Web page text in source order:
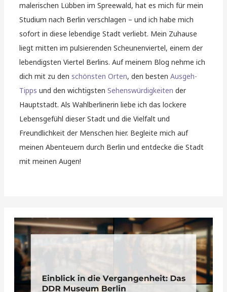
malerischen Lübben im Spreewald, hat es mich für mein
Studium nach Berlin verschlagen – und ich habe mich
sofort in diese lebendige Stadt verliebt. Mein Zuhause
liegt mitten im pulsierenden Scheunenviertel, einem der
lebendigsten Viertel Berlins. Auf meinem Blog nehme ich
dich mit zu denschönsten Orten, den bestenAusgeh-
Tipps und den wichtigstenSehenswürdigkeiten der
Hauptstadt. Als Wahlberlinerin liebe ich das lockere
Lebensgefühl dieser Stadt und die Vielfalt und
Freundlichkeit der Menschen hier. Begleite mich auf
meinen Abenteuern durch Berlin und entdecke die Stadt
mit meinen Augen!